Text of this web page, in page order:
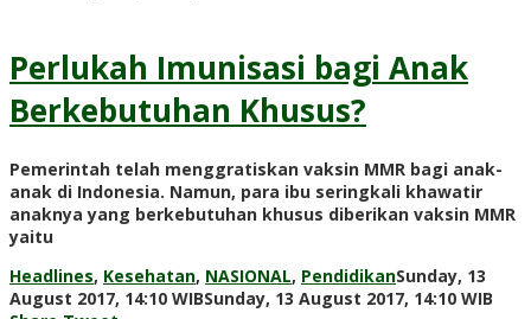
Perlukah Imunisasi bagi Anak
Berkebutuhan Khusus?
Pemerintah telah menggratiskan vaksin MMR bagi anak-
anak di Indonesia. Namun, para ibu seringkali khawatir
anaknya yang berkebutuhan khusus diberikan vaksin MMR
yaitu
Headlines, Kesehatan, NASIONAL, PendidikanSunday, 13
August 2017, 14:10 WIBSunday, 13 August 2017, 14:10 WIB